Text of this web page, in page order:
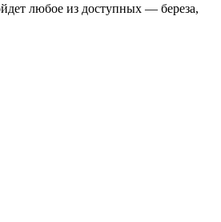
любое из доступных — береза,